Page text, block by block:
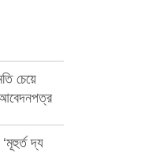
চেয়ে
আবেদনপত্র
দ্য